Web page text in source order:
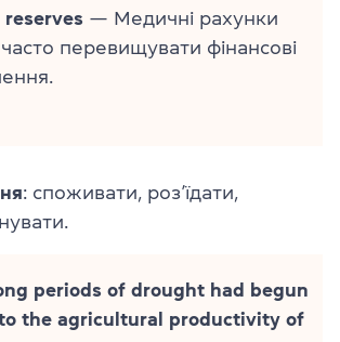
— Медичні рахунки
перевищувати фінансові
: споживати, роз’їдати,
periods of drought had begun
the agricultural productivity of